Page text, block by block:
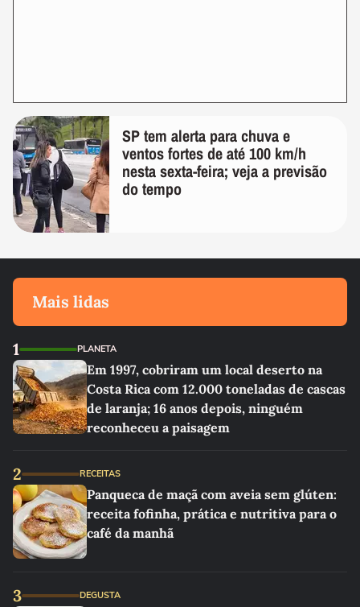
SP tem alerta para chuva e
ventos fortes de até 100 km/h
nesta sexta-feira; veja a previsão
do tempo
Mais lidas
1 PLANETA
Em 1997, cobriram um local deserto na
Costa Rica com 12.000 toneladas de cascas
de laranja; 16 anos depois, ninguém
reconheceu a paisagem
2 RECEITAS
Panqueca de maçã com aveia sem glúten:
receita fofinha, prática e nutritiva para o
café da manhã
3 DEGUSTA